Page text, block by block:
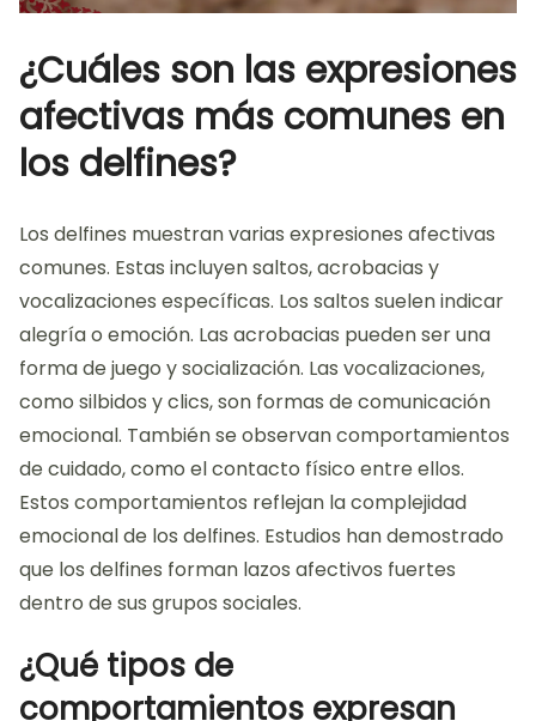
¿Cuáles son las expresiones
afectivas más comunes en
los delfines?
Los delfines muestran varias expresiones afectivas
comunes. Estas incluyen saltos, acrobacias y
vocalizaciones específicas. Los saltos suelen indicar
alegría o emoción. Las acrobacias pueden ser una
forma de juego y socialización. Las vocalizaciones,
como silbidos y clics, son formas de comunicación
emocional. También se observan comportamientos
de cuidado, como el contacto físico entre ellos.
Estos comportamientos reflejan la complejidad
emocional de los delfines. Estudios han demostrado
que los delfines forman lazos afectivos fuertes
dentro de sus grupos sociales.
¿Qué tipos de
comportamientos expresan